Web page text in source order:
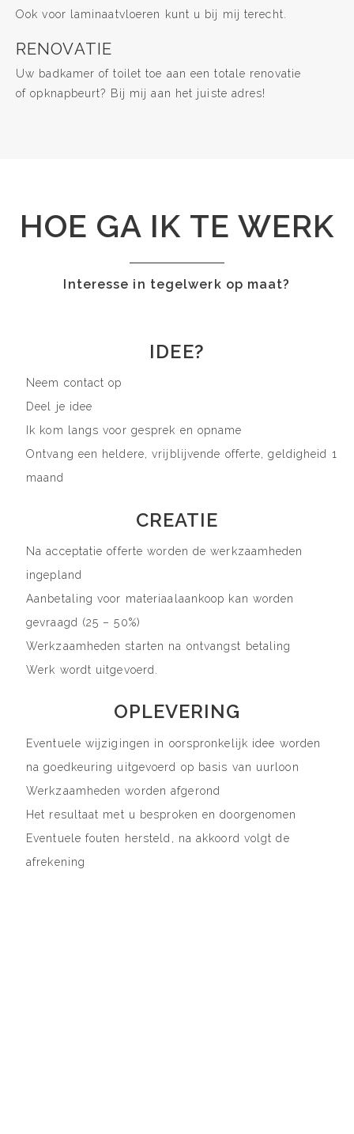
Ook voor laminaatvloeren kunt u bij mij terecht.
RENOVATIE
Uw badkamer of toilet toe aan een totale renovatie
of opknapbeurt? Bij mij aan het juiste adres!
HOE GA IK TE WERK
Interesse in tegelwerk op maat?
IDEE?
Neem contact op
Deel je idee
Ik kom langs voor gesprek en opname
Ontvang een heldere, vrijblijvende offerte, geldigheid 1
maand
CREATIE
Na acceptatie offerte worden de werkzaamheden
ingepland
Aanbetaling voor materiaalaankoop kan worden
gevraagd (25 – 50%)
Werkzaamheden starten na ontvangst betaling
Werk wordt uitgevoerd.
OPLEVERING
Eventuele wijzigingen in oorspronkelijk idee worden
na goedkeuring uitgevoerd op basis van uurloon
Werkzaamheden worden afgerond
Het resultaat met u besproken en doorgenomen
Eventuele fouten hersteld, na akkoord volgt de
afrekening